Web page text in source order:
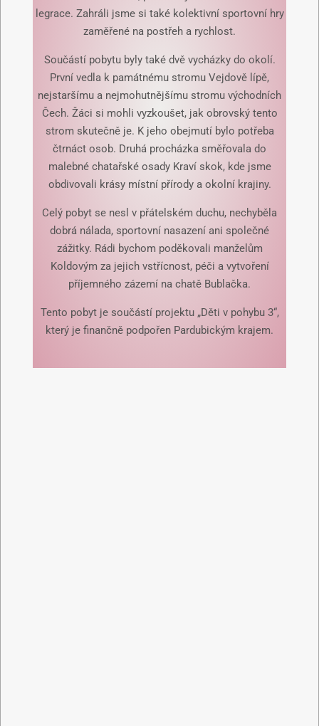
legrace. Zahráli jsme si také kolektivní sportovní hry
zaměřené na postřeh a rychlost.
Součástí pobytu byly také dvě vycházky do okolí.
První vedla k památnému stromu Vejdově lípě,
nejstaršímu a nejmohutnějšímu stromu východních
Čech. Žáci si mohli vyzkoušet, jak obrovský tento
strom skutečně je. K jeho obejmutí bylo potřeba
čtrnáct osob. Druhá procházka směřovala do
malebné chatařské osady Kraví skok, kde jsme
obdivovali krásy místní přírody a okolní krajiny.
Celý pobyt se nesl v přátelském duchu, nechyběla
dobrá nálada, sportovní nasazení ani společné
zážitky. Rádi bychom poděkovali manželům
Koldovým za jejich vstřícnost, péči a vytvoření
příjemného zázemí na chatě Bublačka.
Tento pobyt je součástí projektu „Děti v pohybu 3“,
který je finančně podpořen Pardubickým krajem.